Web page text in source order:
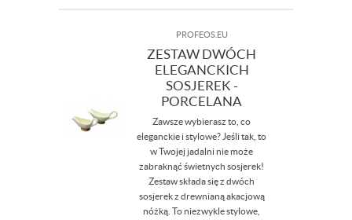
PROFEOS.EU
ZESTAW DWÓCH
ELEGANCKICH
SOSJEREK -
PORCELANA
Zawsze wybierasz to, co
eleganckie i stylowe? Jeśli tak, to
w Twojej jadalni nie może
zabraknąć świetnych sosjerek!
Zestaw składa się z dwóch
sosjerek z drewnianą akacjową
nóżką. To niezwykle stylowe,